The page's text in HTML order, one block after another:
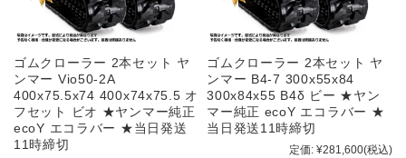
ゴムクローラー 2本セット ヤ
ンマー Vio50-2A
400x75.5x74 400x74x75.5 オ
フセット ビオ ★ヤンマー純正
ecoY エコラバー ★当日発送
11時締切
ゴムクローラー 2本セット ヤ
ンマー B4-7 300x55x84
300x84x55 B4δ ビー ★ヤン
マー純正 ecoY エコラバー ★
当日発送11時締切
定価: ¥281,600(税込)